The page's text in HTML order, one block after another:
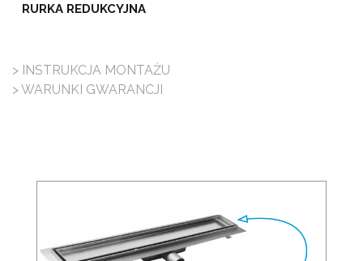
RURKA REDUKCYJNA
> INSTRUKCJA MONTAŻU
> WARUNKI GWARANCJI